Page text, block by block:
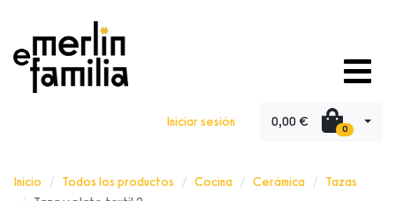
Iniciar sesión 0,00 € 0
Inicio Todos los productos Cocina Cerámica
Tazas